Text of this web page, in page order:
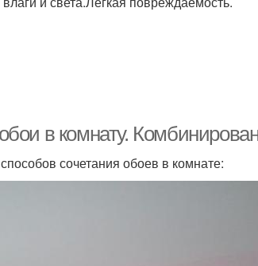
в комнату.
сочетания обоев в комнате: